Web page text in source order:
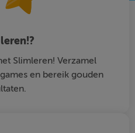
Slimleren! Verzamel
en bereik gouden